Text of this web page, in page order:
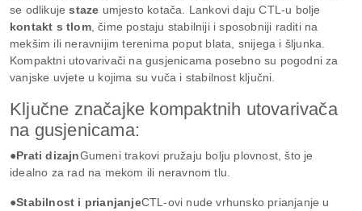
se odlikujestaze umjesto kotača. Lankovi daju CTL-u bolje
kontakt s tlom, čime postaju stabilniji i sposobniji raditi na
mekšim ili neravnijim terenima poput blata, snijega i šljunka.
Kompaktni utovarivači na gusjenicama posebno su pogodni za
vanjske uvjete u kojima su vuča i stabilnost ključni.
Ključne značajke kompaktnih utovarivača
na gusjenicama:
●Prati dizajnGumeni trakovi pružaju bolju plovnost, što je
idealno za rad na mekom ili neravnom tlu.
●Stabilnost i prianjanjeCTL-ovi nude vrhunsko prianjanje u